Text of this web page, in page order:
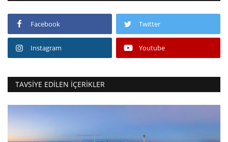
Facebook Twitter
Instagram Youtube
TAVSIYE EDILEN İÇERIKLER